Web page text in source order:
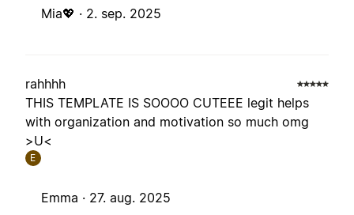
Mia💖 · 2. sep. 2025
rahhhh
THIS TEMPLATE IS SOOOO CUTEEE legit helps
with organization and motivation so much omg
>U<
E
Emma · 27. aug. 2025